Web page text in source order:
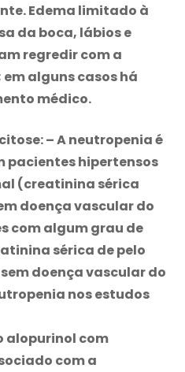
Edema limitado à
da boca, lábios e
regredir com a
em alguns casos há
médico.
– A neutropenia é
pacientes hipertensos
(creatinina sérica
doença vascular do
com algum grau de
sérica de pelo
doença vascular do
nos estudos
alopurinol com
com a